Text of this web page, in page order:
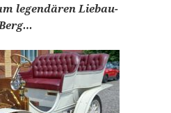
legendären Liebau-